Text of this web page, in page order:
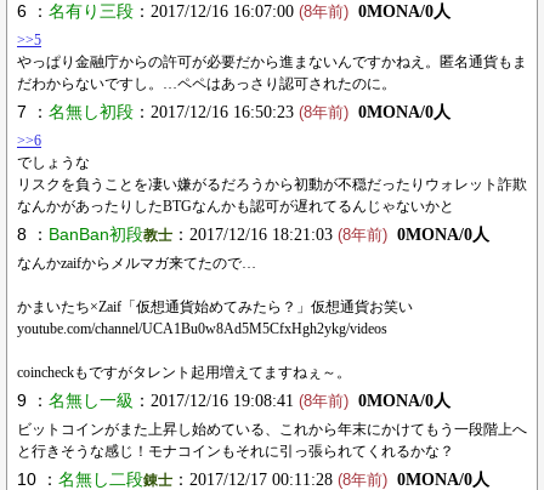
6 ： 名有り三段 ：2017/12/16 16:07:00 (8年前) 0MONA/0人
>>5
やっぱり金融庁からの許可が必要だから進まないんですかねえ。匿名通貨もま
だわからないですし。…ペペはあっさり認可されたのに。
7 ： 名無し初段 ：2017/12/16 16:50:23 (8年前) 0MONA/0人
>>6
でしょうな
リスクを負うことを凄い嫌がるだろうから初動が不穏だったりウォレット詐欺
なんかがあったりしたBTGなんかも認可が遅れてるんじゃないかと
8 ： BanBan初段教士 ：2017/12/16 18:21:03 (8年前) 0MONA/0人
なんかzaifからメルマガ来てたので…
かまいたち×Zaif「仮想通貨始めてみたら？」仮想通貨お笑い
youtube.com/channel/UCA1Bu0w8Ad5M5CfxHgh2ykg/videos
coincheckもですがタレント起用増えてますねぇ～。
9 ： 名無し一級 ：2017/12/16 19:08:41 (8年前) 0MONA/0人
ビットコインがまた上昇し始めている、これから年末にかけてもう一段階上へ
と行きそうな感じ！モナコインもそれに引っ張られてくれるかな？
10 ： 名無し二段錬士 ：2017/12/17 00:11:28 (8年前) 0MONA/0人